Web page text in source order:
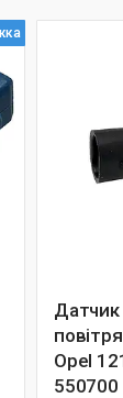
Opel
550700